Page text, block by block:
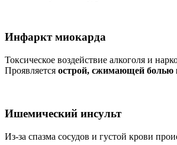
Инфаркт миокарда
Токсическое воздействие алкоголя и
Проявляется острой, сжимающей болью
Ишемический инсульт
Из-за спазма сосудов и густой крови